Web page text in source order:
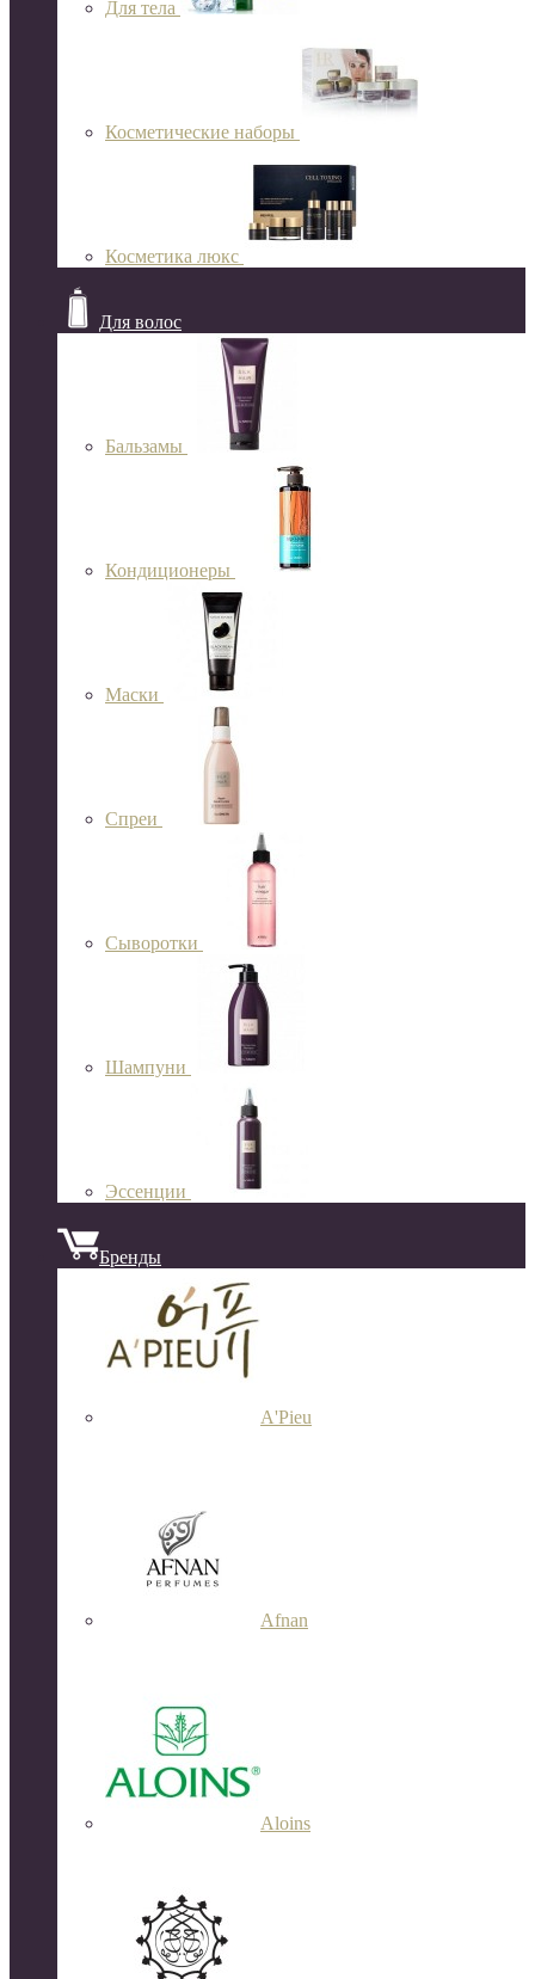
Для тела
Косметические наборы
Косметика люкс
Для волос
Бальзамы
Кондиционеры
Маски
Спреи
Сыворотки
Шампуни
Эссенции
Бренды
A'Pieu
Afnan
Aloins